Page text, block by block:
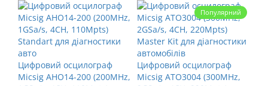
Цифровий осцилограф
Micsig AHO14-200 (200MHz,
Популярний
Цифровий осцилограф
Micsig ATO3004 (300MHz,